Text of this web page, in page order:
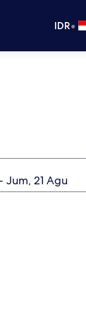
IDR•